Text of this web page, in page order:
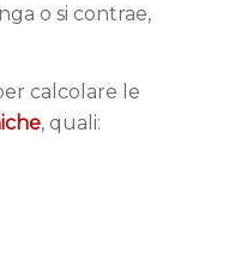
o si contrae,
calcolare le
, quali: